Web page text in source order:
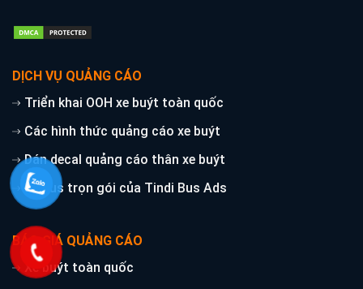
DỊCH VỤ QUẢNG CÁO
Triển khai OOH xe buýt toàn quốc
Các hình thức quảng cáo xe buýt
Dán decal quảng cáo thân xe buýt
Xe bus trọn gói của Tindi Bus Ads
BÁO GIÁ QUẢNG CÁO
Xe buýt toàn quốc